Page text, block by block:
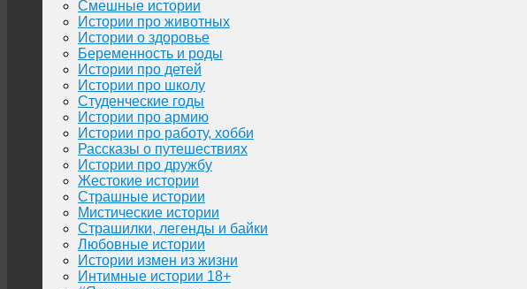
Смешные истории
Истории про животных
Истории о здоровье
Беременность и роды
Истории про детей
Истории про школу
Студенческие годы
Истории про армию
Истории про работу, хобби
Рассказы о путешествиях
Истории про дружбу
Жестокие истории
Страшные истории
Мистические истории
Страшилки, легенды и байки
Любовные истории
Истории измен из жизни
Интимные истории 18+